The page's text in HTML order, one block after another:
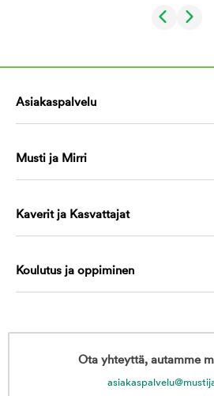
Asiakaspalvelu
Musti ja Mirri
Kaverit ja Kasvattajat
Koulutus ja oppiminen
Ota yhteyttä, autamme